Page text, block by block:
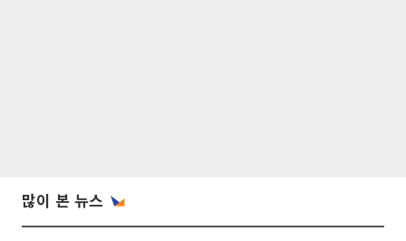
많이 본 뉴스